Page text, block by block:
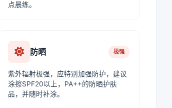
点晨练。
防晒 极强
紫外辐射极强，应特别加强防护，建议
涂擦SPF20以上，PA++的防晒护肤
品，并随时补涂。